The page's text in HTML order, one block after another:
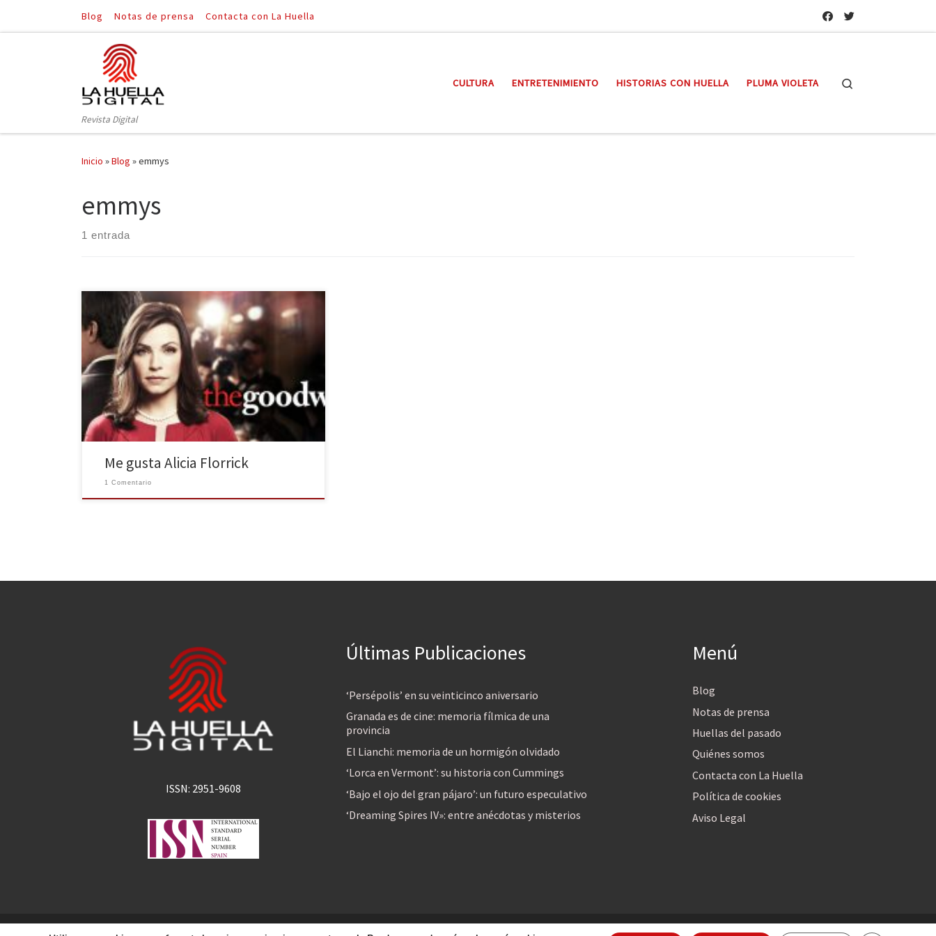
Saltar al contenido
Blog Notas de prensa Contacta con La Huella
Revista Digital
CULTURA ENTRETENIMIENTO HISTORIAS CON HUELLA PLUMA VIOLETA
Inicio »Blog »emmys
emmys
1 entrada
Tras seis temporadas es inevitable cogerle cariño a la
protagonista absoluta de «The Good Wife», una serie
de largo recorrido, que año tras año está entre las más
valoradas por crítica y público. Alicia es una esposa
engañada, humillada ante la opinión pública por los
líos de su marido, que […]
Me gusta Alicia Florrick
1 Comentario
ISSN: 2951-9608
Últimas Publicaciones
‘Persépolis’ en su veinticinco aniversario
Granada es de cine: memoria fílmica de una
provincia
El Lianchi: memoria de un hormigón olvidado
‘Lorca en Vermont’: su historia con Cummings
‘Bajo el ojo del gran pájaro’: un futuro especulativo
‘Dreaming Spires IV»: entre anécdotas y misterios
Menú
Blog
Notas de prensa
Huellas del pasado
Quiénes somos
Contacta con La Huella
Política de cookies
Aviso Legal